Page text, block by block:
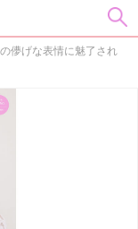
儚げな表情に魅了され